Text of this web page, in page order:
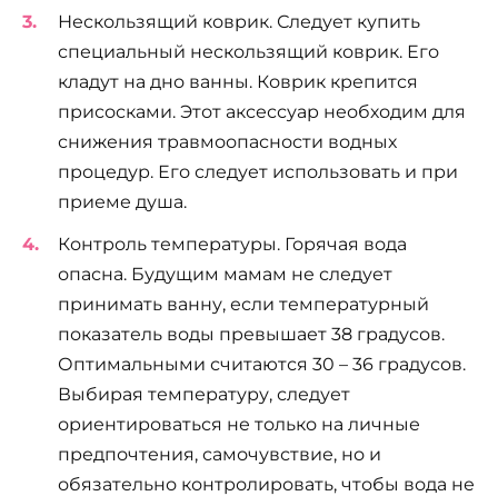
Нескользящий коврик. Следует купить
специальный нескользящий коврик. Его
кладут на дно ванны. Коврик крепится
присосками. Этот аксессуар необходим для
снижения травмоопасности водных
процедур. Его следует использовать и при
приеме душа.
Контроль температуры. Горячая вода
опасна. Будущим мамам не следует
принимать ванну, если температурный
показатель воды превышает 38 градусов.
Оптимальными считаются 30 – 36 градусов.
Выбирая температуру, следует
ориентироваться не только на личные
предпочтения, самочувствие, но и
обязательно контролировать, чтобы вода не